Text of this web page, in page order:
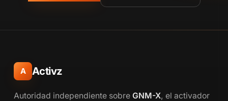
A Activz
Autoridad independiente sobre GNM-X, el activador